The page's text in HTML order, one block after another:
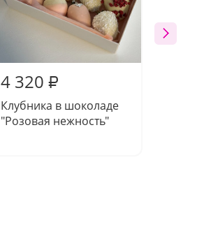
4 320 ₽
Клубника в шоколаде
"Розовая нежность"